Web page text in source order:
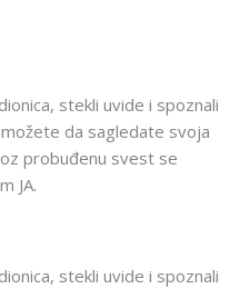
stekli uvide i spoznali
da sagledate svoja
probuđenu svest se
JA.
stekli uvide i spoznali